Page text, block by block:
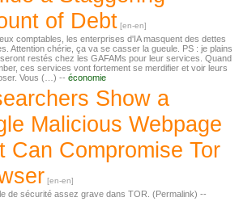
of Debt
comptables, les enterprises d'IA masquent des dettes
Attention chérie, ça va se casser la gueule. PS : je plains
restés chez les GAFAMs pour leur services. Quand
ces services vont fortement se merdifier et voir leurs
Vous (…) -- économie
Show a
Malicious Webpage
Can Compromise Tor
de sécurité assez grave dans TOR. (Permalink) --